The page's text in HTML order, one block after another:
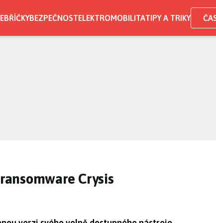
BEZPEČNOSTELEKTROMOBILITATIPY A TRIKY
Crysis